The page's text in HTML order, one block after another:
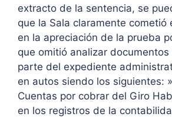
extracto de la sentencia, se
que la Sala claramente cometió
en la apreciación de la prueba
que omitió analizar documentos
parte del expediente
en autos siendo los siguientes:
Cuentas por cobrar del Giro
en los registros de la